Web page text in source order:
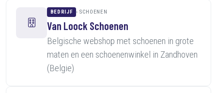
BEDRIJF SCHOENEN
Van Loock Schoenen
Belgische webshop met schoenen in grote
maten en een schoenenwinkel in Zandhoven
(Belgie)